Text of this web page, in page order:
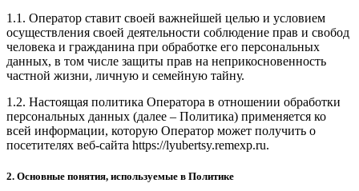
1.1. Оператор ставит своей важнейшей целью и условием
осуществления своей деятельности соблюдение прав и свобод
человека и гражданина при обработке его персональных
данных, в том числе защиты прав на неприкосновенность
частной жизни, личную и семейную тайну.
1.2. Настоящая политика Оператора в отношении обработки
персональных данных (далее – Политика) применяется ко
всей информации, которую Оператор может получить о
посетителях веб-сайта https://lyubertsy.remexp.ru.
2. Основные понятия, используемые в Политике